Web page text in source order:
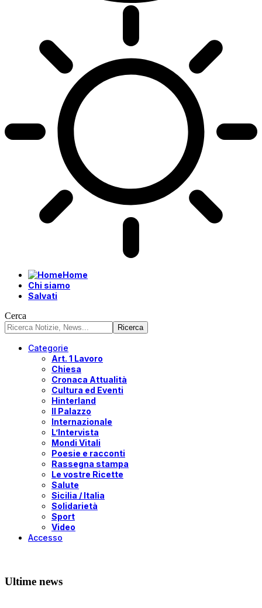
Home
Chi siamo
Salvati
Cerca
Categorie
Art. 1 Lavoro
Chiesa
Cronaca Attualità
Cultura ed Eventi
Hinterland
Il Palazzo
Internazionale
L’Intervista
Mondi Vitali
Poesie e racconti
Rassegna stampa
Le vostre Ricette
Salute
Sicilia / Italia
Solidarietà
Sport
Video
Accesso
Ultime news